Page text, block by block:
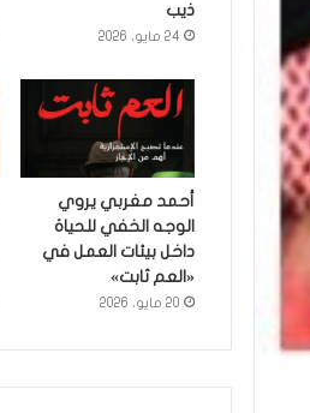
ذيب
24 مايو، 2026
أحمد مغربي يروي
الوجه الخفي للحياة
داخل بيئات العمل في
«العم ثابت»
20 مايو، 2026